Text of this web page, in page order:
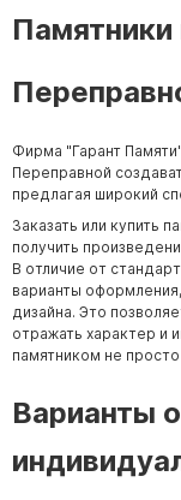
Памятники
Фирма "Гарант
Переправной
предлагая широкий
Заказать или купить
получить
В отличие от
варианты
дизайна. Это
отражать характер и
памятником не
Варианты